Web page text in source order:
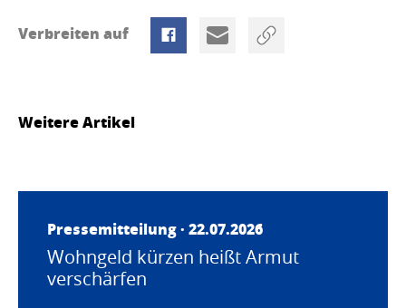
Verbreiten auf
Weitere Artikel
Pressemitteilung · 22.07.2026
Wohngeld kürzen heißt Armut
verschärfen